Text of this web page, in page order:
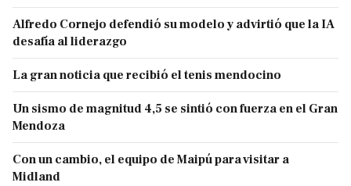
Alfredo Cornejo defendió su modelo y advirtió que la IA
desafía al liderazgo
La gran noticia que recibió el tenis mendocino
Un sismo de magnitud 4,5 se sintió con fuerza en el Gran
Mendoza
Con un cambio, el equipo de Maipú para visitar a
Midland